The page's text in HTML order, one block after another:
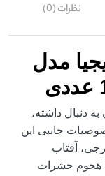
نظرات (0)
مدل
دنبال داشته،
جانبی این
آفتاب
هجوم حشرات